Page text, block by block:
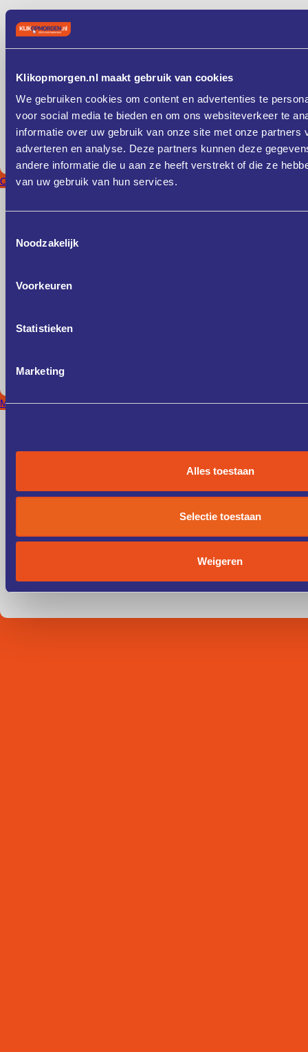
Klikopmorgen.nl maakt gebruik van cookies
We gebruiken cookies om content en advertenties te
voor social media te bieden en om ons websiteverkeer te
informatie over uw gebruik van onze site met onze partners
adverteren en analyse. Deze partners kunnen deze
andere informatie die u aan ze heeft verstrekt of die ze
van uw gebruik van hun services.
Noodzakelijk
Voorkeuren
Statistieken
Marketing
Alles toestaan
Selectie toestaan
Weigeren
Oost-Brabant
Midden-Brabant